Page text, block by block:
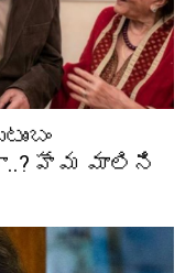
హేమ మాలిని